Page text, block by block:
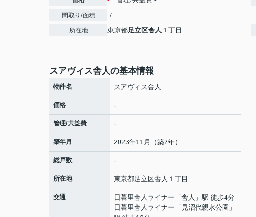
間取り/面積 -/-
所在地 東京都足立区舎人 １丁目
スアヴィス舎人の基本情報
物件名 スアヴィス舎人
価格 -
管理/共益費 -
築年月 2023年11月（築2年）
総戸数 -
所在地 東京都足立区舎人 １丁目
交通 日暮里舎人ライナー 「舎人 」駅 徒歩4分
日暮里舎人ライナー 「 見沼代親水公園 」